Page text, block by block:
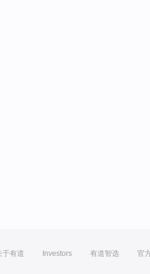
于有道 Investors 有道智选 官